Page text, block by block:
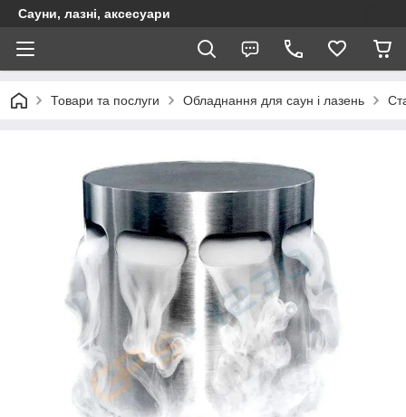
Сауни, лазні, аксесуари
Товари та послуги Обладнання для саун і лазень